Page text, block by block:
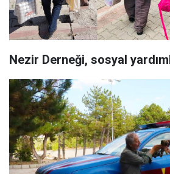
Nezir Derneği, sosyal